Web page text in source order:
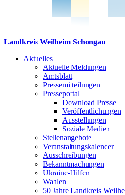
Landkreis Weilheim-Schongau
Aktuelles
Aktuelle Meldungen
Amtsblatt
Pressemitteilungen
Presseportal
Download Presse
Veröffentlichungen
Ausstellungen
Soziale Medien
Stellenangebote
Veranstaltungskalender
Ausschreibungen
Bekanntmachungen
Ukraine-Hilfen
Wahlen
50 Jahre Landkreis